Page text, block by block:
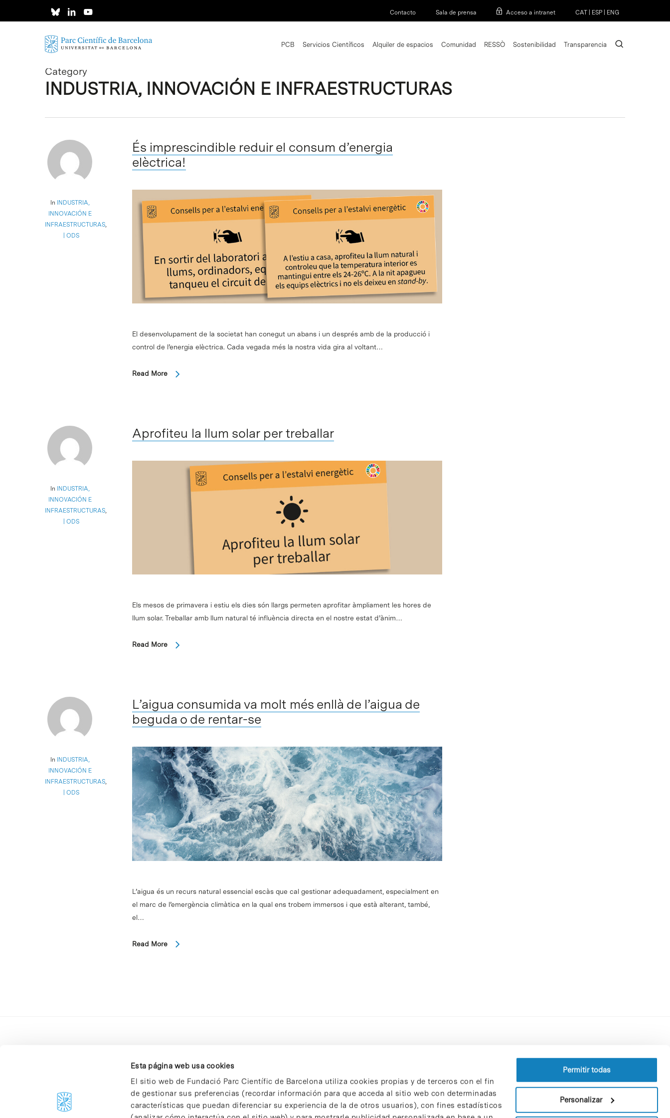
Esta página web usa cookies
El sitio web de Fundació Parc Científic de Barcelona utiliza cookies propias y de terceros con el fin
de gestionar sus preferencias (recordar información para que acceda al sitio web con determinadas
características que puedan diferenciar su experiencia de la de otros usuarios), con fines estadísticos
Permitir todas
Personalizar
Contacto Sala de prensa Acceso a intranet CAT ESP ENG
Intro para buscar o ESC per cerrar
PCB Servicios Científicos Alquiler de espacios Comunidad RESSÒ Sostenibilidad Transparencia search
Category
INDUSTRIA, INNOVACIÓN E INFRAESTRUCTURAS
In
INDUSTRIA,
INNOVACIÓN E
INFRAESTRUCTURAS,
ODS
És imprescindible reduir el consum d’energia
elèctrica!
El desenvolupament de la societat han conegut un abans i un després amb de la producció i
control de l’energia elèctrica. Cada vegada més la nostra vida gira al voltant…
Read More
In
INDUSTRIA,
INNOVACIÓN E
INFRAESTRUCTURAS,
ODS
Aprofiteu la llum solar per treballar
Els mesos de primavera i estiu els dies són llargs permeten aprofitar àmpliament les hores de
llum solar. Treballar amb llum natural té influència directa en el nostre estat d’ànim…
Read More
In
INDUSTRIA,
INNOVACIÓN E
INFRAESTRUCTURAS,
ODS
L’aigua consumida va molt més enllà de l’aigua de
beguda o de rentar-se
L’aigua és un recurs natural essencial escàs que cal gestionar adequadament, especialment en
el marc de l’emergència climàtica en la qual ens trobem immersos i que està alterant, també,
el…
Read More
C/Baldiri Reixac, 4-12 i 15
08028 Barcelona
Perfil del contratante
Política de privacidad
Aviso Legal
Política de cookies
Patrones y patrocinadores